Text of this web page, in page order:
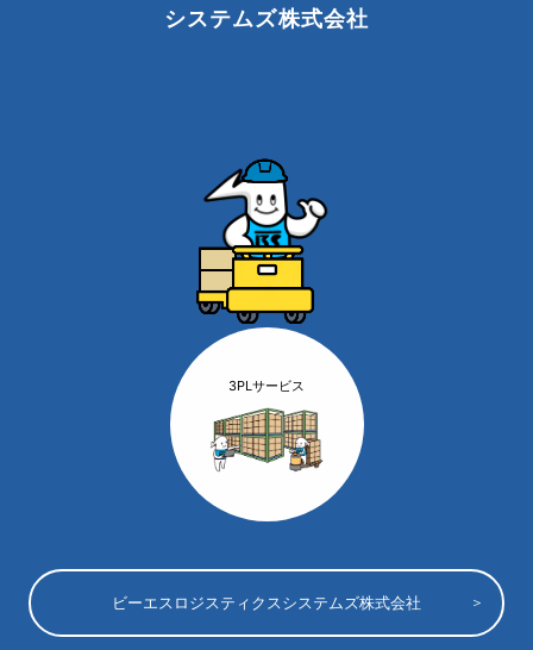
システムズ株式会社
3PLサービス
ビーエスロジスティクスシステムズ株式会社